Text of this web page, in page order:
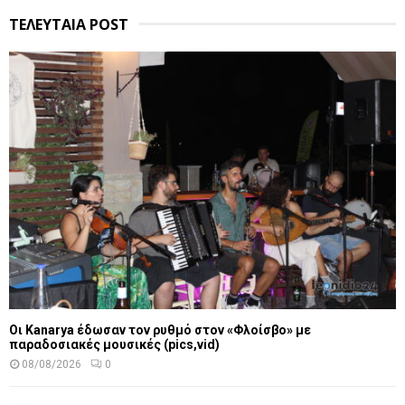
ΤΕΛΕΥΤΑΙΑ POST
Οι Kanarya έδωσαν τον ρυθμό στον «Φλοίσβο» με
παραδοσιακές μουσικές (pics,vid)
08/08/2026 0